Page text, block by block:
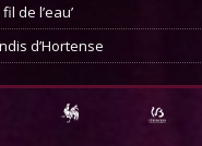
de l’eau’
d’Hortense